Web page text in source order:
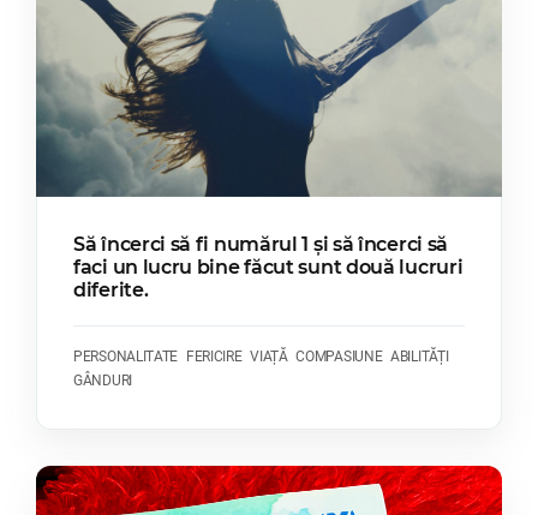
Să încerci să fi numărul 1 și să încerci să
faci un lucru bine făcut sunt două lucruri
diferite.
PERSONALITATE FERICIRE VIAȚĂ COMPASIUNE ABILITĂȚI
GÂNDURI